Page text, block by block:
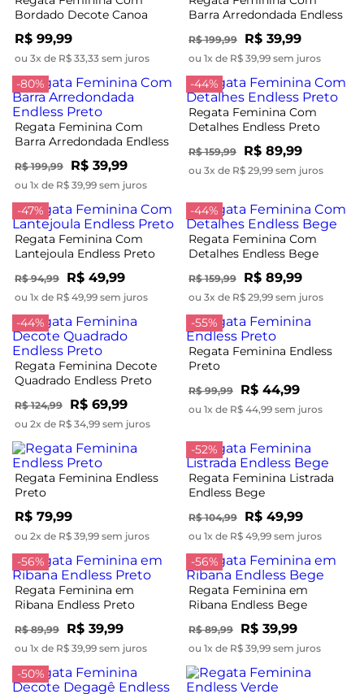
Bordado Decote Canoa
Endelss Marrom
R$ 99,99
ou 3x de R$ 33,33 sem juros
Barra Arredondada Endless
R$ 199,99 R$ 39,99
ou 1x de R$ 39,99 sem juros
-80%
Regata Feminina Com
Barra Arredondada Endless
R$ 199,99 R$ 39,99
ou 1x de R$ 39,99 sem juros
-44%
Regata Feminina Com
Detalhes Endless Preto
R$ 159,99 R$ 89,99
ou 3x de R$ 29,99 sem juros
-47%
Regata Feminina Com
Lantejoula Endless Preto
R$ 94,99 R$ 49,99
ou 1x de R$ 49,99 sem juros
-44%
Regata Feminina Com
Detalhes Endless Bege
R$ 159,99 R$ 89,99
ou 3x de R$ 29,99 sem juros
-44%
Regata Feminina Decote
Quadrado Endless Preto
R$ 124,99 R$ 69,99
ou 2x de R$ 34,99 sem juros
-55%
Regata Feminina Endless
Preto
R$ 99,99 R$ 44,99
ou 1x de R$ 44,99 sem juros
Regata Feminina Endless
Preto
R$ 79,99
ou 2x de R$ 39,99 sem juros
-52%
Regata Feminina Listrada
Endless Bege
R$ 104,99 R$ 49,99
ou 1x de R$ 49,99 sem juros
-56%
Regata Feminina em
Ribana Endless Preto
R$ 89,99 R$ 39,99
ou 1x de R$ 39,99 sem juros
-56%
Regata Feminina em
Ribana Endless Bege
R$ 89,99 R$ 39,99
ou 1x de R$ 39,99 sem juros
-50%